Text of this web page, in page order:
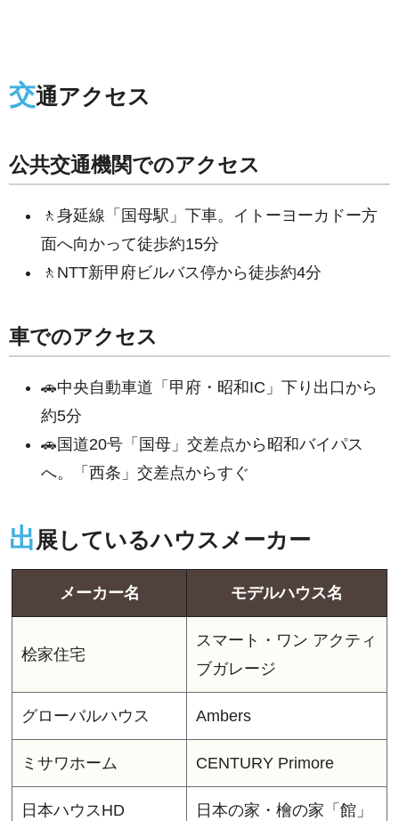
交通アクセス
公共交通機関でのアクセス
🚶身延線「国母駅」下車。イトーヨーカドー方
面へ向かって徒歩約15分
🚶NTT新甲府ビルバス停から徒歩約4分
車でのアクセス
🚗中央自動車道「甲府・昭和IC」下り出口から
約5分
🚗国道20号「国母」交差点から昭和バイパス
へ。「西条」交差点からすぐ
出展しているハウスメーカー
メーカー名 モデルハウス名
桧家住宅
スマート・ワン アクティ
ブガレージ
グローバルハウス Ambers
ミサワホーム CENTURY Primore
日本ハウスHD 日本の家・檜の家「館」